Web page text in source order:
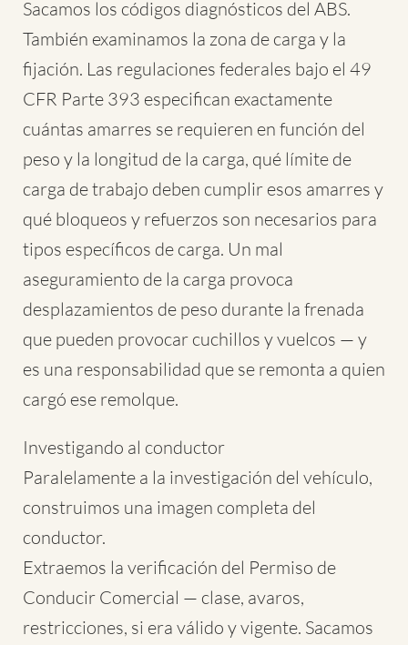
Sacamos los códigos diagnósticos del ABS.
También examinamos la zona de carga y la
fijación. Las regulaciones federales bajo el 49
CFR Parte 393 especifican exactamente
cuántas amarres se requieren en función del
peso y la longitud de la carga, qué límite de
carga de trabajo deben cumplir esos amarres y
qué bloqueos y refuerzos son necesarios para
tipos específicos de carga. Un mal
aseguramiento de la carga provoca
desplazamientos de peso durante la frenada
que pueden provocar cuchillos y vuelcos — y
es una responsabilidad que se remonta a quien
cargó ese remolque.
Investigando al conductor
Paralelamente a la investigación del vehículo,
construimos una imagen completa del
conductor.
Extraemos la verificación del Permiso de
Conducir Comercial — clase, avaros,
restricciones, si era válido y vigente. Sacamos